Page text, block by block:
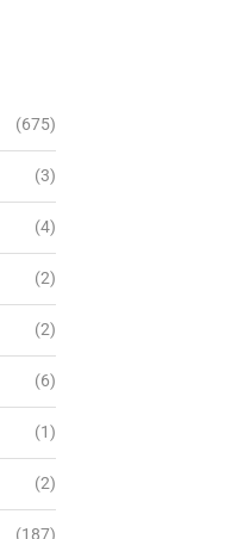
(675)
(3)
(4)
(2)
(2)
(6)
(1)
(2)
(187)